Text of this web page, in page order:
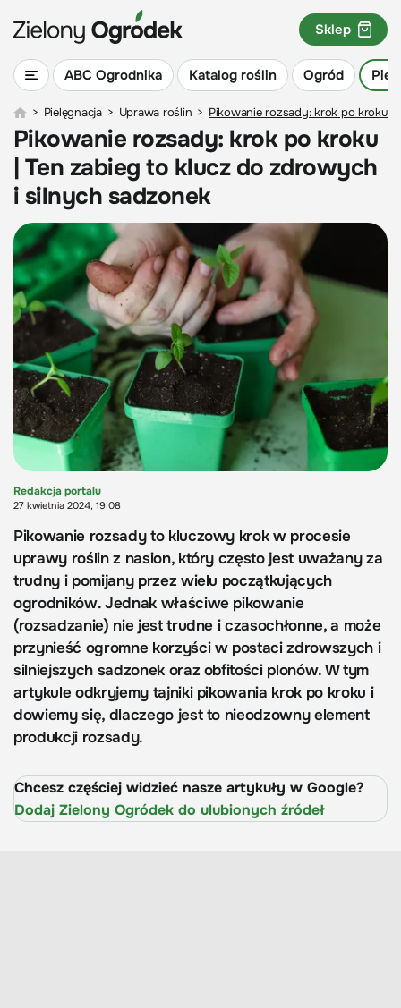
ABC Ogrodnika Katalog roślin Ogród
Sklep
> Pielęgnacja > Uprawa roślin > Pikowanie rozsady: krok po kroku
Pikowanie rozsady: krok po kroku
| Ten zabieg to klucz do zdrowych
i silnych sadzonek
Redakcja portalu
27 kwietnia 2024, 19:08
Pikowanie rozsady to kluczowy krok w procesie
uprawy roślin z nasion, który często jest uważany za
trudny i pomijany przez wielu początkujących
ogrodników. Jednak właściwe pikowanie
(rozsadzanie) nie jest trudne i czasochłonne, a może
przynieść ogromne korzyści w postaci zdrowszych i
silniejszych sadzonek oraz obfitości plonów. W tym
artykule odkryjemy tajniki pikowania krok po kroku i
dowiemy się, dlaczego jest to nieodzowny element
produkcji rozsady.
Chcesz częściej widzieć nasze artykuły w Google?
Dodaj Zielony Ogródek do ulubionych źródeł